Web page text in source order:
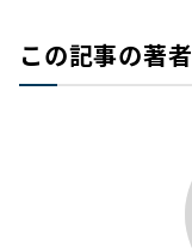
この記事の著者